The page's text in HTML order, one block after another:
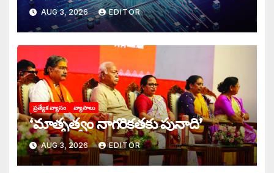
AUG 3, 2026 EDITOR
ప్రత్యేక వ్యాసం వ్యాసాలు
‘మాతృత్వం నాగరికతకు పునాది’
AUG 3, 2026 EDITOR